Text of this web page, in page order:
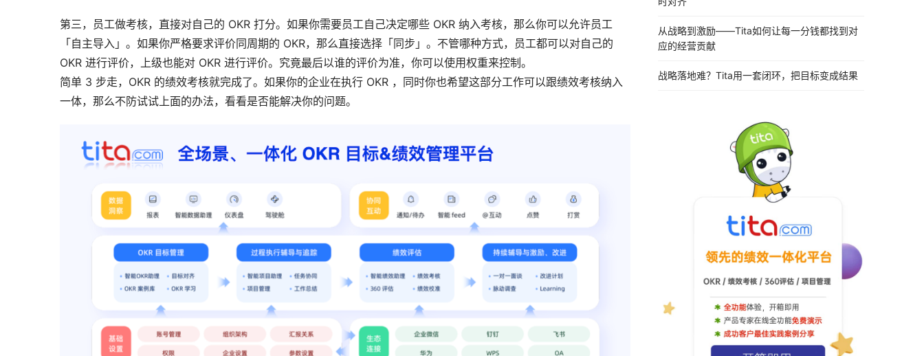
第三，员工做考核，直接对自己的 OKR 打分。如果你需要员工自己决定哪些 OKR 纳入考核，那么你可以允许员工
「自主导入」。如果你严格要求评价同周期的 OKR，那么直接选择「同步」。不管哪种方式，员工都可以对自己的
OKR 进行评价，上级也能对 OKR 进行评价。究竟最后以谁的评价为准，你可以使用权重来控制。
简单 3 步走，OKR 的绩效考核就完成了。如果你的企业在执行 OKR ，同时你也希望这部分工作可以跟绩效考核纳入
一体，那么不防试试上面的办法，看看是否能解决你的问题。
从战略到激励——Tita如何让每一分钱都找到对
应的经营贡献
战略落地难？Tita用一套闭环，把目标变成结果